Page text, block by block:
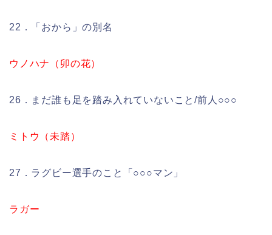
22．「おから」の別名
ウノハナ（卯の花）
26．まだ誰も足を踏み入れていないこと/前人○○○
ミトウ（未踏）
27．ラグビー選手のこと「○○○マン」
ラガー